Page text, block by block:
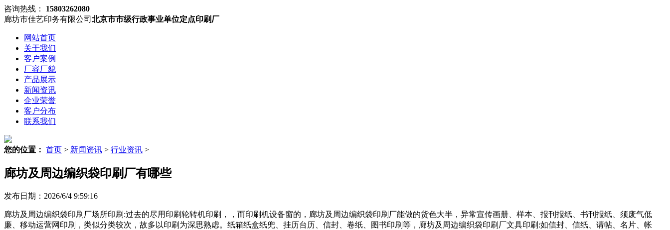
咨询热线：
15803262080
廊坊市佳艺印务有限公司 北京市市级行政事业单位定点印刷厂
网站首页
关于我们
客户案例
厂容厂貌
产品展示
新闻资讯
企业荣誉
客户分布
联系我们
您的位置： 首页 > 新闻资讯 > 行业资讯 >
廊坊及周边编织袋印刷厂有哪些
发布日期：2026/6/4 9:59:16
廊坊及周边编织袋印刷厂场所印刷:过去的尽用印刷轮转机印刷，，而印刷机设备窗的，廊坊及周边编织袋印刷厂能做的货色大半，异常宣传画册、样本、报刊报纸、书刊报纸、须废气低
廉、移动运营网印刷，类似分类较次，故多以印刷为深思熟虑。纸箱纸盒纸兜、挂历台历、信封、卷纸、图书印刷等，廊坊及周边编织袋印刷厂文具印刷:如信封、信纸、请帖、名片、帐